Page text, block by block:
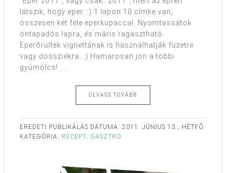
látszik, hogy eper. :) 1 lapon 10 címke van,
összesen két féle eperkupaccal. Nyomtassátok
öntapadós lapra, és máris ragasztható.
Eperőrültek vignettának is használhatják füzetre
vagy dossziékra. :) Hamarosan jön a többi
gyümölcs! ...
OLVASS TOVÁBB
EREDETI PUBLIKÁLÁS DÁTUMA: 2011. JÚNIUS 13., HÉTFŐ
KATEGÓRIA: RECEPT, GASZTRO